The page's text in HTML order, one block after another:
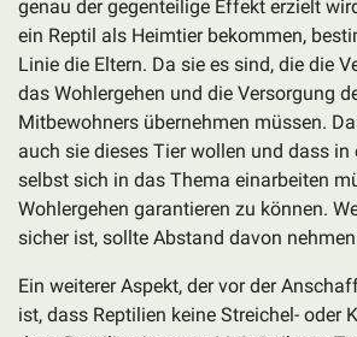
genau der gegenteilige Effekt erzielt
ein Reptil als Heimtier bekommen,
Linie die Eltern. Da sie es sind, die die
das Wohlergehen und die Versorgung
Mitbewohners übernehmen müssen.
auch sie dieses Tier wollen und dass in
selbst sich in das Thema einarbeiten
Wohlergehen garantieren zu können.
sicher ist, sollte Abstand davon
Ein weiterer Aspekt, der vor der
ist, dass Reptilien keine Streichel- oder